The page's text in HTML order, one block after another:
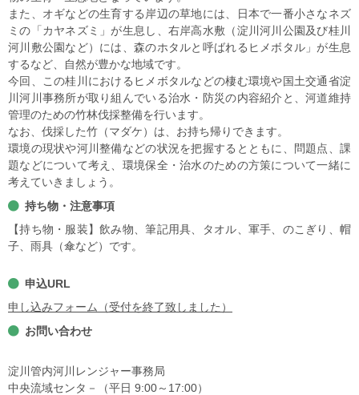
また、オギなどの生育する岸辺の草地には、日本で一番小さなネズ
ミの「カヤネズミ」が生息し、右岸高水敷（淀川河川公園及び桂川
河川敷公園など）には、森のホタルと呼ばれるヒメボタル」が生息
するなど、自然が豊かな地域です。
今回、この桂川におけるヒメボタルなどの棲む環境や国土交通省淀
川河川事務所が取り組んでいる治水・防災の内容紹介と、河道維持
管理のための竹林伐採整備を行います。
なお、伐採した竹（マダケ）は、お持ち帰りできます。
環境の現状や河川整備などの状況を把握するとともに、問題点、課
題などについて考え、環境保全・治水のための方策について一緒に
考えていきましょう。
持ち物・注意事項
【持ち物・服装】飲み物、筆記用具、タオル、軍手、のこぎり、帽
子、雨具（傘など）です。
申込URL
申し込みフォーム（受付を終了致しました）
お問い合わせ
淀川管内河川レンジャー事務局
中央流域センタ－（平日 9:00～17:00）